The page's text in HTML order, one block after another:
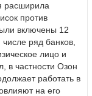
расширила
против
включены 12
ряд банков,
лицо и
в частности Озон
работать в
на его